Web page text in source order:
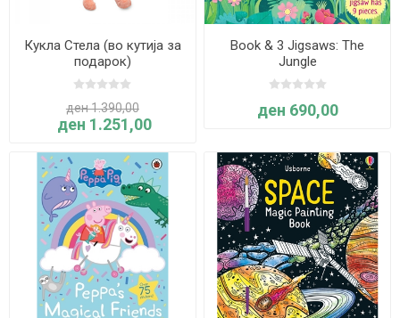
Кукла Стела (во кутија за
подарок)
ден 1.390,00
ден 1.251,00
Book & 3 Jigsaws: The
Jungle
ден 690,00